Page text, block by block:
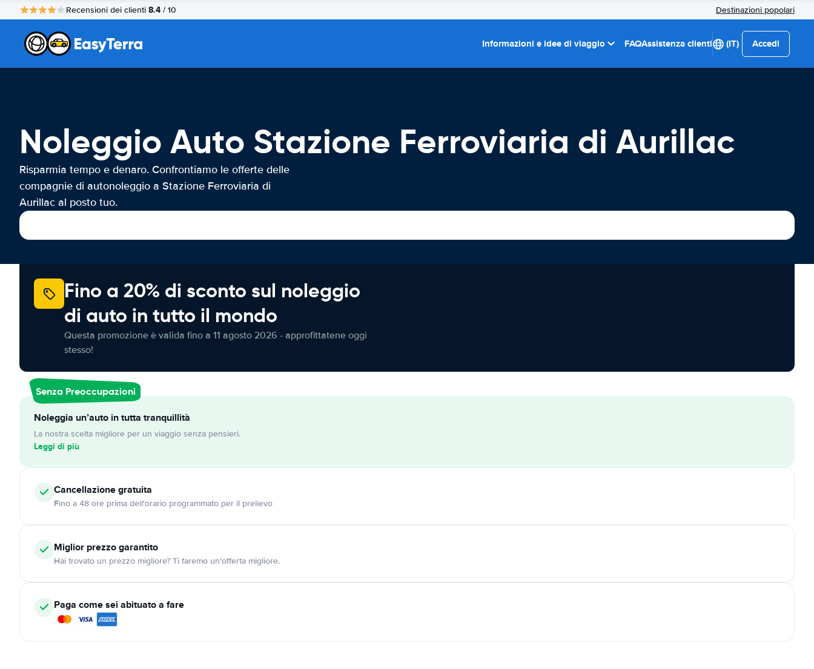
Recensioni dei clienti 8.4 / 10 Destinazioni popolari
Informazioni e idee di viaggio FAQAssistenza clienti (IT) Accedi
Noleggio Auto Stazione Ferroviaria di Aurillac
Risparmia tempo e denaro. Confrontiamo le offerte delle
compagnie di autonoleggio a Stazione Ferroviaria di
Aurillac al posto tuo.
Fino a 20% di sconto sul noleggio
di auto in tutto il mondo
Questa promozione è valida fino a 11 agosto 2026 - approfittatene oggi
stesso!
Senza Preoccupazioni
Noleggia un’auto in tutta tranquillità
La nostra scelta migliore per un viaggio senza pensieri.
Leggi di più
Cancellazionegratuita
Fino a 48 ore prima dell'orario programmato per il prelievo
Miglior prezzo garantito
Hai trovato un prezzo migliore? Ti faremo un'offerta migliore.
Paga come sei abituato a fare